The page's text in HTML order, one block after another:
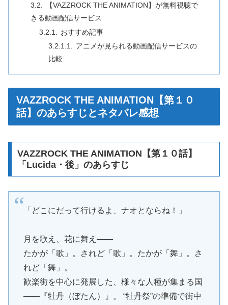
【VAZZROCK THE ANIMATION】が無料視聴で
きる動画配信サービス
おすすめ記事
アニメが見られる動画配信サービスの
比較
VAZZROCK THE ANIMATION【第１０
話】のあらすじとネタバレ感想
VAZZROCK THE ANIMATION【第１０話】
「Lucida・後」のあらすじ
「どこにだって行けるよ、ナオとならね！」
月を歌え、花に舞え――
たかが「歌」。されど「歌」。たかが「舞」。さ
れど「舞」。
歓楽街を中心に発展した、様々な人種が集まる国
――『牡丹（ぼたん）』。 “牡丹祭”の準備で街中